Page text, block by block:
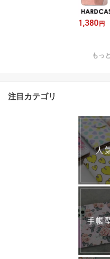
1,380 円
もっ
注目カテゴリ